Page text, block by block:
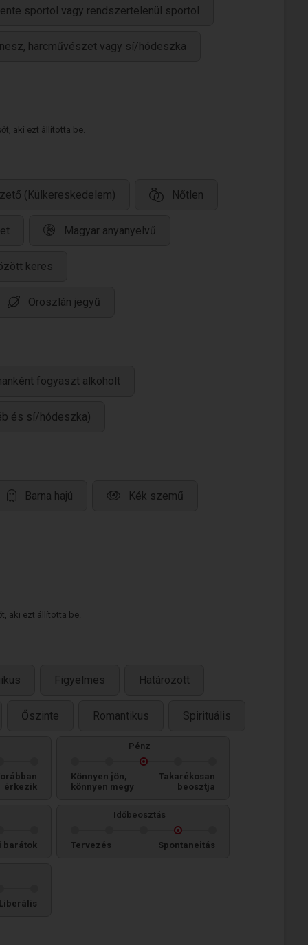
sportol vagy rendszertelenül sportol
harcművészet vagy sí/hódeszka
aki ezt állította be.
(Külkereskedelem) Nőtlen
Magyar anyanyelvű
keres
Oroszlán jegyű
fogyaszt alkoholt
és sí/hódeszka)
Barna hajú Kék szemű
aki ezt állította be.
Figyelmes Határozott
Őszinte Romantikus Spirituális
érkezik
Pénz
Könnyen jön,
könnyen megy
Takarékosan
beosztja
barátok
Időbeosztás
Tervezés Spontaneitás
Liberális